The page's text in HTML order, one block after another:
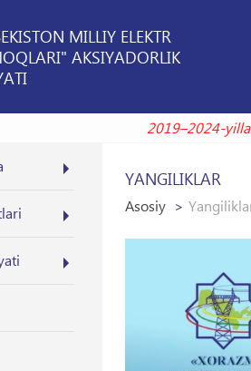
MILLIY ELEKTR
AKSIYADORLIK
YANGILIKLAR
Asosiy